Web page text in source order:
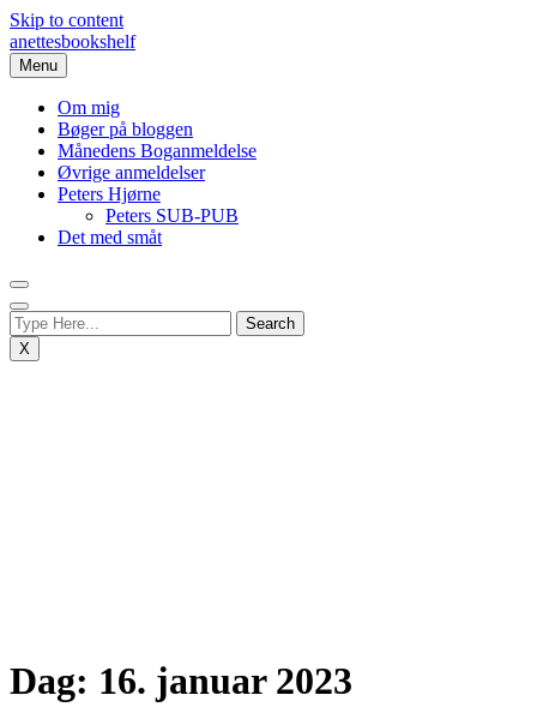
Skip to content
anettesbookshelf
Menu
Om mig
Bøger på bloggen
Månedens Boganmeldelse
Øvrige anmeldelser
Peters Hjørne
Peters SUB-PUB
Det med småt
X
Dag: 16. januar 2023